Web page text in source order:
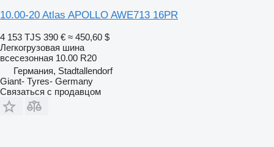
10.00-20 Atlas APOLLO AWE713 16PR
4 153 TJS 390 € ≈ 450,60 $
Легкогрузовая шина
всесезонная 10.00 R20
Германия, Stadtallendorf
Giant- Tyres- Germany
Связаться с продавцом